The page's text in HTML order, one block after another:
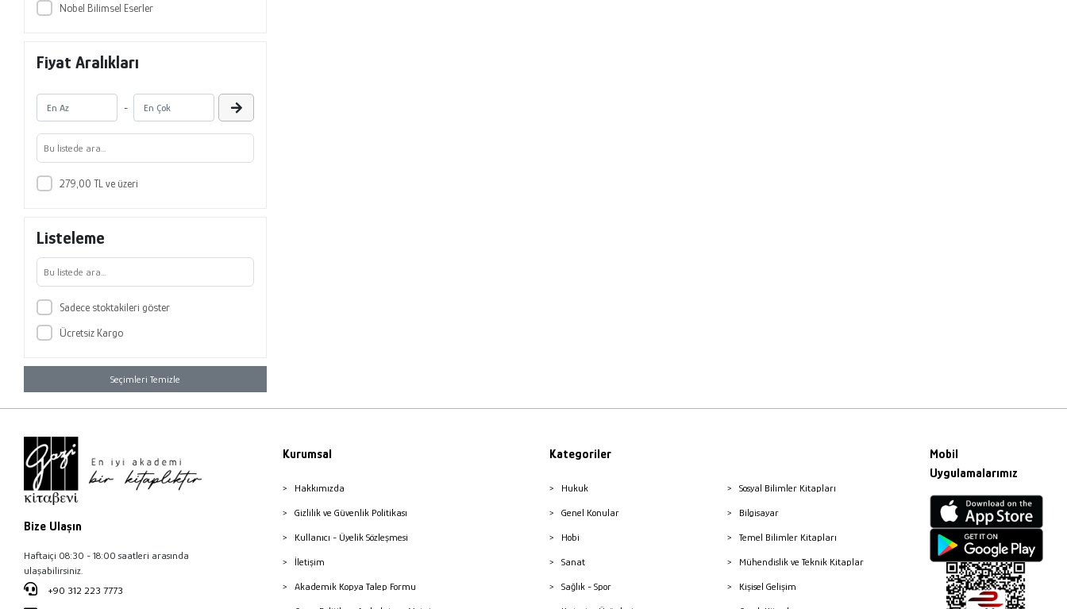
Nobel Bilimsel Eserler
Fiyat Aralıkları
-
279,00 TL ve üzeri
Listeleme
Sadece stoktakileri göster
Ücretsiz Kargo
Seçimleri Temizle
Bize Ulaşın
Haftaiçi 08:30 - 18:00 saatleri arasında
ulaşabilirsiniz.
+90 312 223 7773
Kurumsal
Hakkımızda
Gizlilik ve Güvenlik Politikası
Kullanıcı - Üyelik Sözleşmesi
İletişim
Akademik Kopya Talep Formu
Kategoriler
Hukuk
Genel Konular
Hobi
Sanat
Sağlık - Spor
Sosyal Bilimler Kitapları
Bilgisayar
Temel Bilimler Kitapları
Mühendislik ve Teknik Kitaplar
Kişisel Gelişim
Mobil
Uygulamalarımız